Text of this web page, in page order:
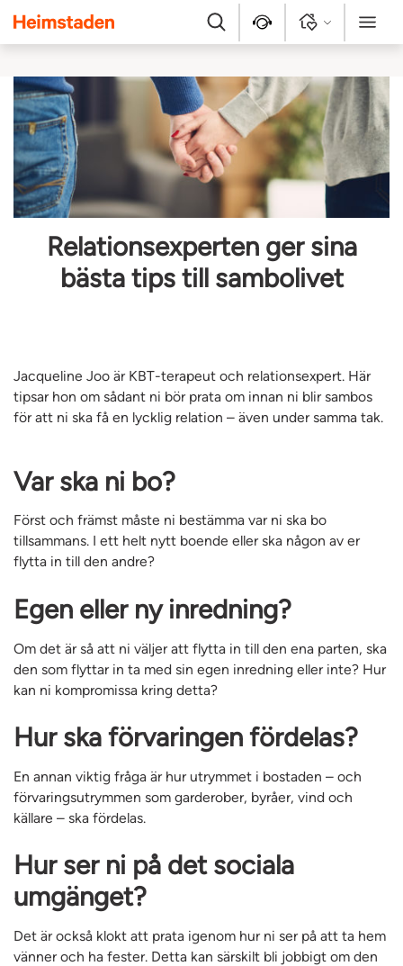
Heimstaden
Sök Kontakt Logga in Meny
Relationsexperten ger sina
bästa tips till sambolivet
Jacqueline Joo är KBT-terapeut och relationsexpert. Här
tipsar hon om sådant ni bör prata om innan ni blir sambos
för att ni ska få en lycklig relation – även under samma tak.
Var ska ni bo?
Först och främst måste ni bestämma var ni ska bo
tillsammans. I ett helt nytt boende eller ska någon av er
flytta in till den andre?
Egen eller ny inredning?
Om det är så att ni väljer att flytta in till den ena parten, ska
den som flyttar in ta med sin egen inredning eller inte? Hur
kan ni kompromissa kring detta?
Hur ska förvaringen fördelas?
En annan viktig fråga är hur utrymmet i bostaden – och
förvaringsutrymmen som garderober, byråer, vind och
källare – ska fördelas.
Hur ser ni på det sociala
umgänget?
Det är också klokt att prata igenom hur ni ser på att ta hem
vänner och ha fester. Detta kan särskilt bli ­jobbigt om den